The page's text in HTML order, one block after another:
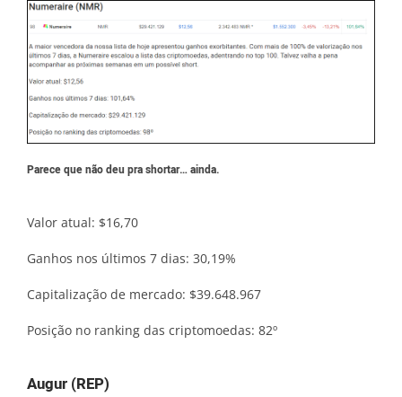
Parece que não deu pra shortar… ainda.
Valor atual: $16,70
Ganhos nos últimos 7 dias: 30,19%
Capitalização de mercado: $39.648.967
Posição no ranking das criptomoedas: 82º
Augur (REP)